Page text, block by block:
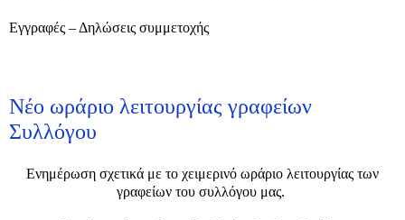
Εγγραφές – Δηλώσεις συμμετοχής
Νέο ωράριο λειτουργίας γραφείων
Συλλόγου
Ενημέρωση σχετικά με το χειμερινό ωράριο λειτουργίας των
γραφείων του συλλόγου μας.